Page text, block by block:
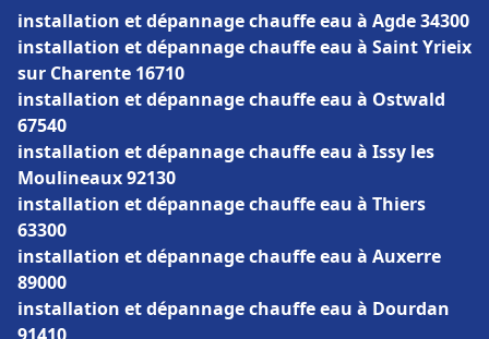
installation et dépannage chauffe eau à Agde 34300
installation et dépannage chauffe eau à Saint Yrieix
sur Charente 16710
installation et dépannage chauffe eau à Ostwald
67540
installation et dépannage chauffe eau à Issy les
Moulineaux 92130
installation et dépannage chauffe eau à Thiers
63300
installation et dépannage chauffe eau à Auxerre
89000
installation et dépannage chauffe eau à Dourdan